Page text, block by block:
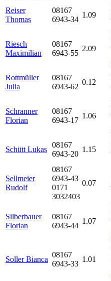
Reiser
Thomas
08167
6943-34
1.09
Riesch
Maximilian
08167
6943-55
2.09
Rottmüller
Julia
08167
6943-62
0.12
Schranner
Florian
08167
6943-17
1.06
Schütt Lukas
08167
6943-20
1.15
Sellmeier
Rudolf
08167
6943-43
0171
3032403
0.07
Silberbauer
Florian
08167
6943-44
1.07
Soller Bianca
08167
6943-33
1.01